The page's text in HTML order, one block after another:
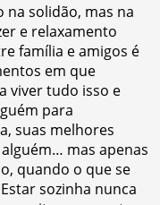
na solidão, mas na
e relaxamento
família e amigos é
em que
viver tudo isso e
para
suas melhores
mas apenas
quando o que se
sozinha nunca